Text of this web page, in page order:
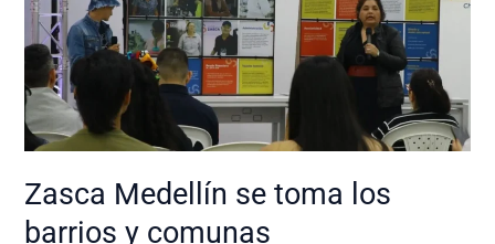
Zasca Medellín se toma los
barrios y comunas
toma
los
barrios
y
comunas